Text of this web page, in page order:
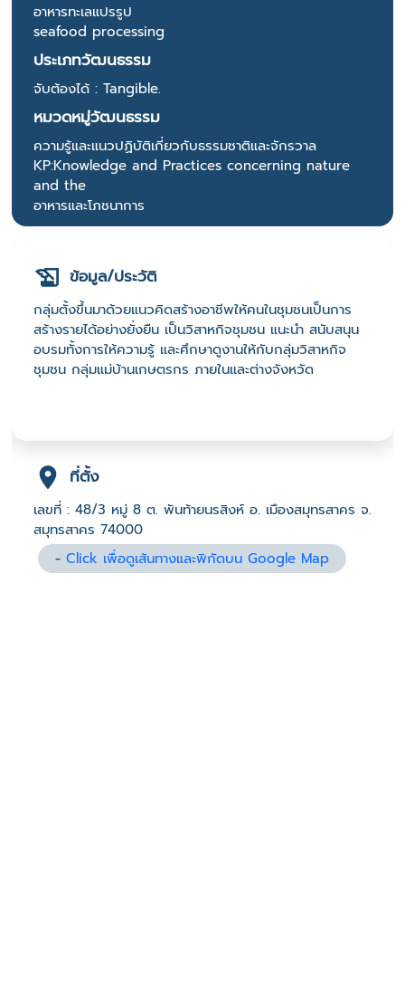
อาหารทะเลแปรรูป
seafood processing
ประเภทวัฒนธรรม
จับต้องได้ : Tangible.
หมวดหมู่วัฒนธรรม
ความรู้และแนวปฏิบัติเกี่ยวกับธรรมชาติและจักรวาล
KP:Knowledge and Practices concerning nature
and the
อาหารและโภชนาการ
ข้อมูล/ประวัติ
กลุ่มตั้งขึ้นมาด้วยแนวคิดสร้างอาชีพให้คนในชุมชนเป็นการ
สร้างรายได้อย่างยั่งยืน เป็นวิสาหกิจชุมชน แนะนำ สนับสนุน
อบรมทั้งการให้ความรู้ และศึกษาดูงานให้กับกลุ่มวิสาหกิจ
ชุมชน กลุ่มแม่บ้านเกษตรกร ภายในและต่างจังหวัด
ที่ตั้ง
เลขที่ : 48/3 หมู่ 8 ต. พันท้ายนรสิงห์ อ. เมืองสมุทรสาคร จ.
สมุทรสาคร 74000
-Click เพื่อดูเส้นทางและพิกัดบน Google Map